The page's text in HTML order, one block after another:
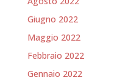
Giugno 2022
Maggio 2022
Febbraio 2022
Gennaio 2022